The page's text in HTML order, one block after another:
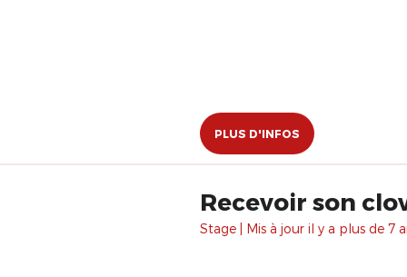
PLUS D'INFOS
Recevoir son
Stage | Mis à jour il y a plus de 7